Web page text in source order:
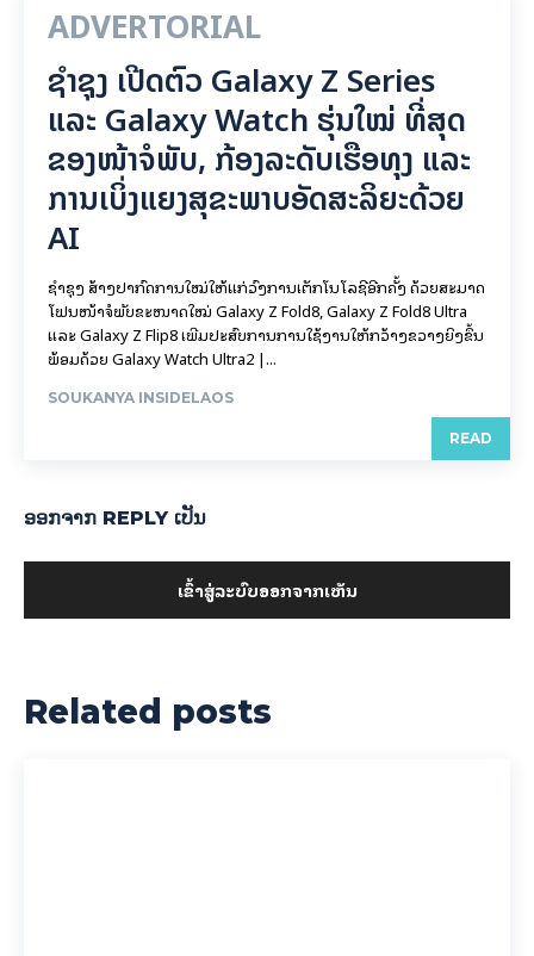
ADVERTORIAL
ຊຳຊຸງ ເປີດຕົວ Galaxy Z Series
ແລະ Galaxy Watch ຮຸ່ນໃໝ່ ທີ່ສຸດ
ຂອງໜ້າຈໍພັບ, ກ້ອງລະດັບເຮືອທຸງ ແລະ
ການເບິ່ງແຍງສຸຂະພາບອັດສະລິຍະດ້ວຍ
AI
ຊຳຊຸງ ສ້າງປາກົດການໃໝ່ໃຫ້ແກ່ວົງການເຕັກໂນໂລຊີອີກຄັ້ງ ດ້ວຍສະມາດ
ໂຟນໜ້າຈໍພັບຂະໜາດໃໝ່ Galaxy Z Fold8, Galaxy Z Fold8 Ultra
ແລະ Galaxy Z Flip8 ເພີ່ມປະສົບການການໃຊ້ງານໃຫ້ກວ້າງຂວາງຍິ່ງຂຶ້ນ
ພ້ອມດ້ວຍ Galaxy Watch Ultra2 |...
SOUKANYA INSIDELAOS
READ
ອອກ​ຈາກ REPLY ເປັນ
ເຂົ້າ​ສູ່​ລະ​ບົບ​ອອກ​ຈາກ​ເຫັນ
Related posts